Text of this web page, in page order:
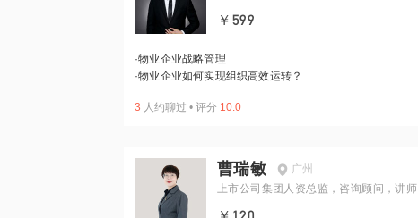
￥599
·物业企业战略管理
·物业企业如何实现组织高效运转？
3 人约聊过 • 评分 10.0
曹瑞敏
广州
上市公司集团人资总监，咨询顾问，讲师